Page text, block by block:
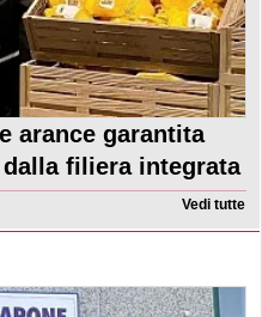
arance garantita
filiera integrata
Vedi tutte